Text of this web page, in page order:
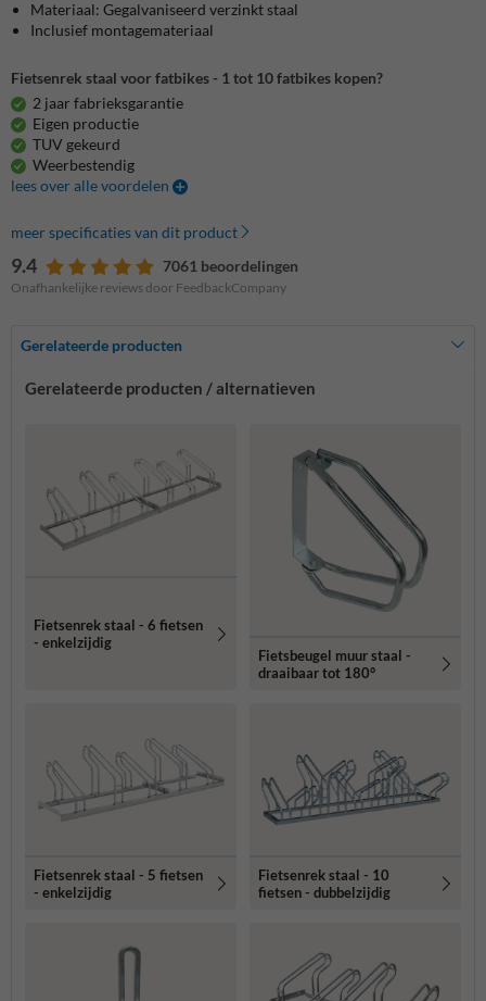
Materiaal: Gegalvaniseerd verzinkt staal
Inclusief montagemateriaal
Fietsenrek staal voor fatbikes - 1 tot 10 fatbikes kopen?
2 jaar fabrieksgarantie
Eigen productie
TUV gekeurd
Weerbestendig
lees over alle voordelen
meer specificaties van dit product
9.4 7061 beoordelingen
Onafhankelijke reviews door FeedbackCompany
Gerelateerde producten
Gerelateerde producten / alternatieven
Fietsenrek staal - 6 fietsen
- enkelzijdig
Fietsbeugel muur staal -
draaibaar tot 180°
Fietsenrek staal - 5 fietsen
- enkelzijdig
Fietsenrek staal - 10
fietsen - dubbelzijdig